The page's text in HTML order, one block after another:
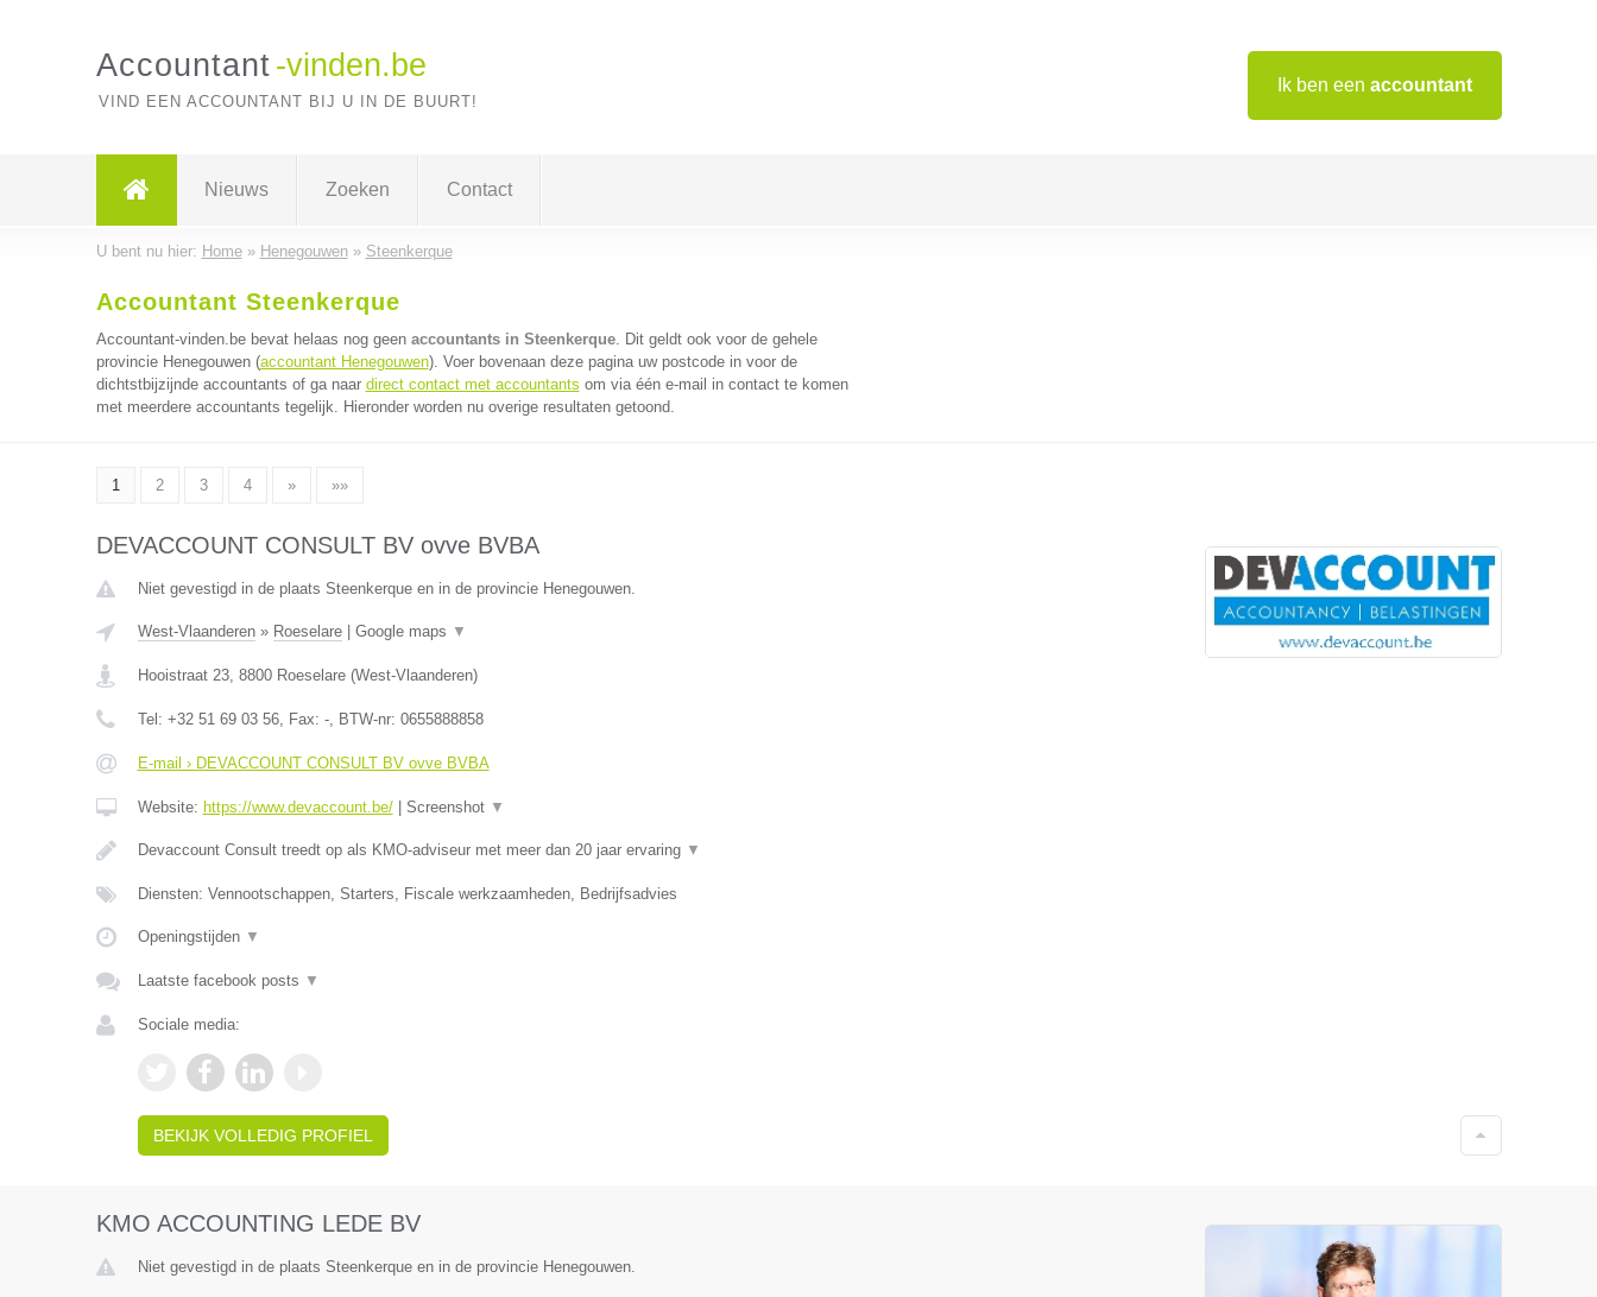
Ik ben een accountant
Accountant -vinden.be
VIND EEN ACCOUNTANT BIJ U IN DE BUURT!
Nieuws Zoeken Contact
U bent nu hier: Home» Henegouwen» Steenkerque
Accountant Steenkerque
Accountant-vinden.be bevat helaas nog geen accountants in Steenkerque. Dit geldt ook voor de gehele
provincie Henegouwen (accountant Henegouwen). Voer bovenaan deze pagina uw postcode in voor de
dichtstbijzijnde accountants of ga naar direct contact met accountants om via één e-mail in contact te komen
met meerdere accountants tegelijk. Hieronder worden nu overige resultaten getoond.
1 2 3 4 » »»
DEVACCOUNT CONSULT BV ovve BVBA
Niet gevestigd in de plaats Steenkerque en in de provincie Henegouwen.
West-Vlaanderen» Roeselare| Google maps ▼
Hooistraat 23, 8800 Roeselare(West-Vlaanderen)
Tel: +32 51 69 03 56, Fax: -, BTW-nr: 0655888858
E-mail › DEVACCOUNT CONSULT BV ovve BVBA
Website: https://www.devaccount.be/| Screenshot ▼
Devaccount Consult treedt op als KMO-adviseur met meer dan 20 jaar ervaring ▼
Diensten: Vennootschappen, Starters, Fiscale werkzaamheden, Bedrijfsadvies
Openingstijden ▼
Laatste facebook posts ▼
Sociale media:
BEKIJK VOLLEDIG PROFIEL
KMO ACCOUNTING LEDE BV
Niet gevestigd in de plaats Steenkerque en in de provincie Henegouwen.